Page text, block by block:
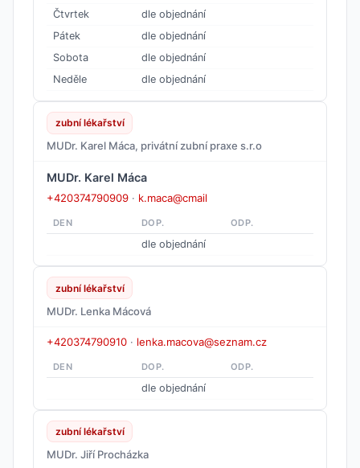
Čtvrtek
dle objednání
Pátek
dle objednání
Sobota
dle objednání
Neděle
dle objednání
zubní lékařství
MUDr. Karel Máca, privátní zubní praxe s.r.o
MUDr. Karel Máca
+420374790909 · k.maca@cmail
DEN DOP. ODP.
dle objednání
zubní lékařství
MUDr. Lenka Mácová
+420374790910 · lenka.macova@seznam.cz
DEN DOP. ODP.
dle objednání
zubní lékařství
MUDr. Jiří Procházka